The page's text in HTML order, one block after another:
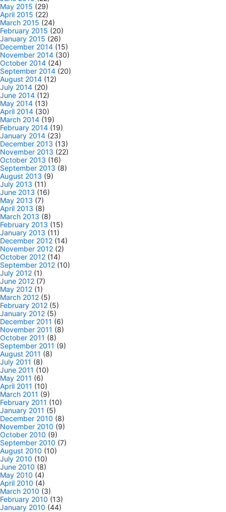
May 2015 (29)
April 2015 (22)
March 2015 (24)
February 2015 (20)
January 2015 (26)
December 2014 (15)
November 2014 (30)
October 2014 (24)
September 2014 (20)
August 2014 (12)
July 2014 (20)
June 2014 (12)
May 2014 (13)
April 2014 (30)
March 2014 (19)
February 2014 (19)
January 2014 (23)
December 2013 (13)
November 2013 (22)
October 2013 (16)
September 2013 (8)
August 2013 (9)
July 2013 (11)
June 2013 (16)
May 2013 (7)
April 2013 (8)
March 2013 (8)
February 2013 (15)
January 2013 (11)
December 2012 (14)
November 2012 (2)
October 2012 (14)
September 2012 (10)
July 2012 (1)
June 2012 (7)
May 2012 (1)
March 2012 (5)
February 2012 (5)
January 2012 (5)
December 2011 (6)
November 2011 (8)
October 2011 (8)
September 2011 (9)
August 2011 (8)
July 2011 (8)
June 2011 (10)
May 2011 (6)
April 2011 (10)
March 2011 (9)
February 2011 (10)
January 2011 (5)
December 2010 (8)
November 2010 (9)
October 2010 (9)
September 2010 (7)
August 2010 (10)
July 2010 (10)
June 2010 (8)
May 2010 (4)
April 2010 (4)
March 2010 (3)
February 2010 (13)
January 2010 (44)